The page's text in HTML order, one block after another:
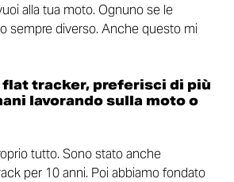
alla tua moto. Ognuno se le
sempre diverso. Anche questo mi
flat tracker, preferisci di più
lavorando sulla moto o
tutto. Sono stato anche
per 10 anni. Poi abbiamo fondato